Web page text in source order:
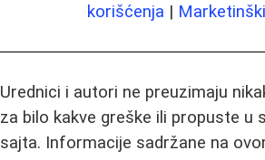
korišćenja |
Urednici i autori ne preuzimaju
za bilo kakve greške ili propuste u
sajta. Informacije sadržane na